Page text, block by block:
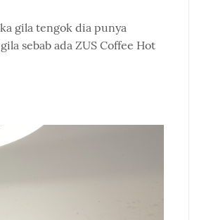
gila tengok dia punya
sebab ada ZUS Coffee Hot